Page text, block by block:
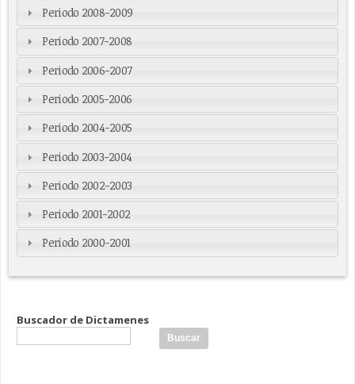
Periodo 2008-2009
Periodo 2007-2008
Periodo 2006-2007
Periodo 2005-2006
Periodo 2004-2005
Periodo 2003-2004
Periodo 2002-2003
Periodo 2001-2002
Periodo 2000-2001
Buscador de Dictamenes